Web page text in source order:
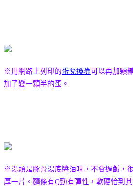
※用網路上列印的蛋兌換券可以再加顆
加了變一顆半的蛋。
※湯頭是豚骨湯底醬油味，不會過鹹，
厚一片。 麵條有Q勁有彈性，軟硬恰到其